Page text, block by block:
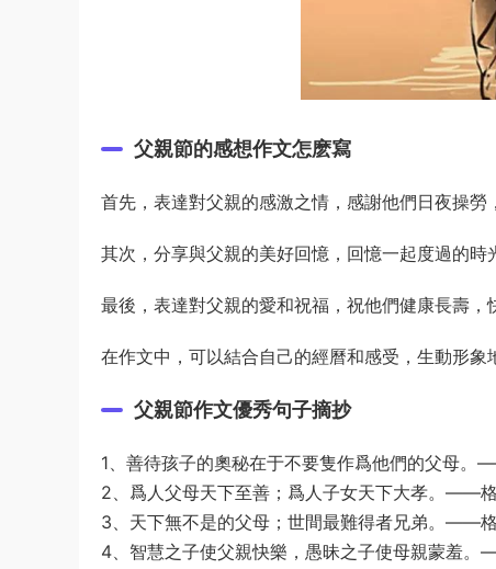
父親節的感想作文怎麽寫
首先，表達對父親的感激之情，感謝他們日夜操勞
其次，分享與父親的美好回憶，回憶一起度過的時
最後，表達對父親的愛和祝福，祝他們健康長壽，
在作文中，可以結合自己的經曆和感受，生動形象
父親節作文優秀句子摘抄
1、善待孩子的奧秘在于不要隻作爲他們的父母。
2、爲人父母天下至善；爲人子女天下大孝。——
3、天下無不是的父母；世間最難得者兄弟。——
4、智慧之子使父親快樂，愚昧之子使母親蒙羞